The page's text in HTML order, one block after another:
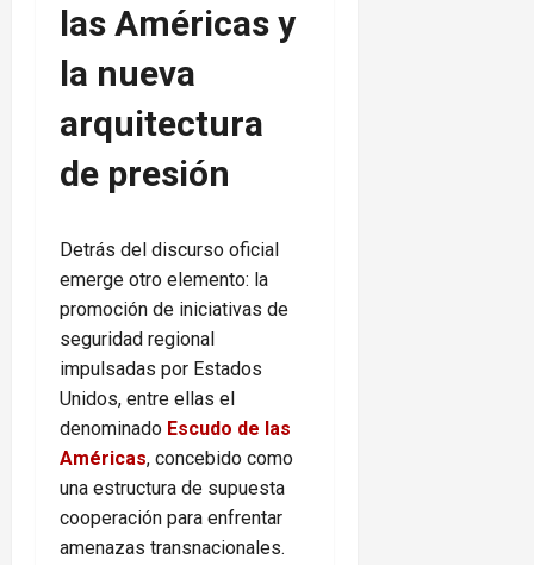
las Américas y
la nueva
arquitectura
de presión
Detrás del discurso oficial
emerge otro elemento: la
promoción de iniciativas de
seguridad regional
impulsadas por Estados
Unidos, entre ellas el
denominado Escudo de las
Américas, concebido como
una estructura de supuesta
cooperación para enfrentar
amenazas transnacionales.